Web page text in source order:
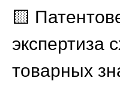
🟨
экспертиза
товарных